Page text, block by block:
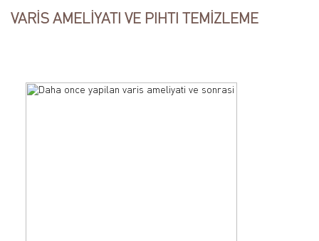
VARİS AMELİYATI VE PIHTI TEMİZLEME